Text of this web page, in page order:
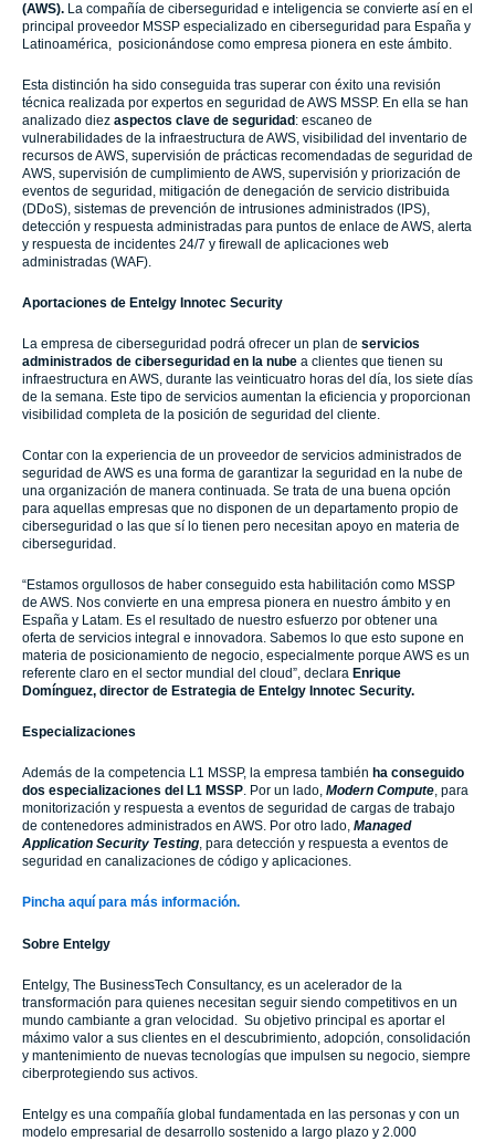
(AWS). La compañía de ciberseguridad e inteligencia se convierte así en el
principal proveedor MSSP especializado en ciberseguridad para España y
Latinoamérica, posicionándose como empresa pionera en este ámbito.
Esta distinción ha sido conseguida tras superar con éxito una revisión
técnica realizada por expertos en seguridad de AWS MSSP. En ella se han
analizado diez aspectos clave de seguridad : escaneo de
vulnerabilidades de la infraestructura de AWS, visibilidad del inventario de
recursos de AWS, supervisión de prácticas recomendadas de seguridad de
AWS, supervisión de cumplimiento de AWS, supervisión y priorización de
eventos de seguridad, mitigación de denegación de servicio distribuida
(DDoS), sistemas de prevención de intrusiones administrados (IPS),
detección y respuesta administradas para puntos de enlace de AWS, alerta
y respuesta de incidentes 24/7 y firewall de aplicaciones web
administradas (WAF).
Aportaciones de Entelgy Innotec Security
La empresa de ciberseguridad podrá ofrecer un plan de servicios
administrados de ciberseguridad en la nube a clientes que tienen su
infraestructura en AWS, durante las veinticuatro horas del día, los siete días
de la semana. Este tipo de servicios aumentan la eficiencia y proporcionan
visibilidad completa de la posición de seguridad del cliente.
Contar con la experiencia de un proveedor de servicios administrados de
seguridad de AWS es una forma de garantizar la seguridad en la nube de
una organización de manera continuada. Se trata de una buena opción
para aquellas empresas que no disponen de un departamento propio de
ciberseguridad o las que sí lo tienen pero necesitan apoyo en materia de
ciberseguridad.
“Estamos orgullosos de haber conseguido esta habilitación como MSSP
de AWS. Nos convierte en una empresa pionera en nuestro ámbito y en
España y Latam. Es el resultado de nuestro esfuerzo por obtener una
oferta de servicios integral e innovadora. Sabemos lo que esto supone en
materia de posicionamiento de negocio, especialmente porque AWS es un
referente claro en el sector mundial del cloud”, declara Enrique
Domínguez, director de Estrategia de Entelgy Innotec Security.
Especializaciones
Además de la competencia L1 MSSP, la empresa también ha conseguido
dos especializaciones del L1 MSSP. Por un lado, Modern Compute, para
monitorización y respuesta a eventos de seguridad de cargas de trabajo
de contenedores administrados en AWS. Por otro lado, Managed
Application Security Testing, para detección y respuesta a eventos de
seguridad en canalizaciones de código y aplicaciones.
Pincha aquí para más información.
Sobre Entelgy
Entelgy, The BusinessTech Consultancy, es un acelerador de la
transformación para quienes necesitan seguir siendo competitivos en un
mundo cambiante a gran velocidad. Su objetivo principal es aportar el
máximo valor a sus clientes en el descubrimiento, adopción, consolidación
y mantenimiento de nuevas tecnologías que impulsen su negocio, siempre
ciberprotegiendo sus activos.
Entelgy es una compañía global fundamentada en las personas y con un
modelo empresarial de desarrollo sostenido a largo plazo y 2.000